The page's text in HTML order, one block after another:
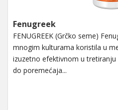
Fenugreek
FENUGREEK (Grčko seme)
mnogim kulturama koristila u
izuzetno efektivnom u
do poremećaja...